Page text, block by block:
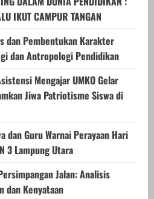
IKUT CAMPUR TANGAN
dan Pembentukan Karakter
dan Antropologi Pendidikan
Mengajar UMKO Gelar
Jiwa Patriotisme Siswa di
dan Guru Warnai Perayaan Hari
3 Lampung Utara
Jalan: Analisis
dan Kenyataan